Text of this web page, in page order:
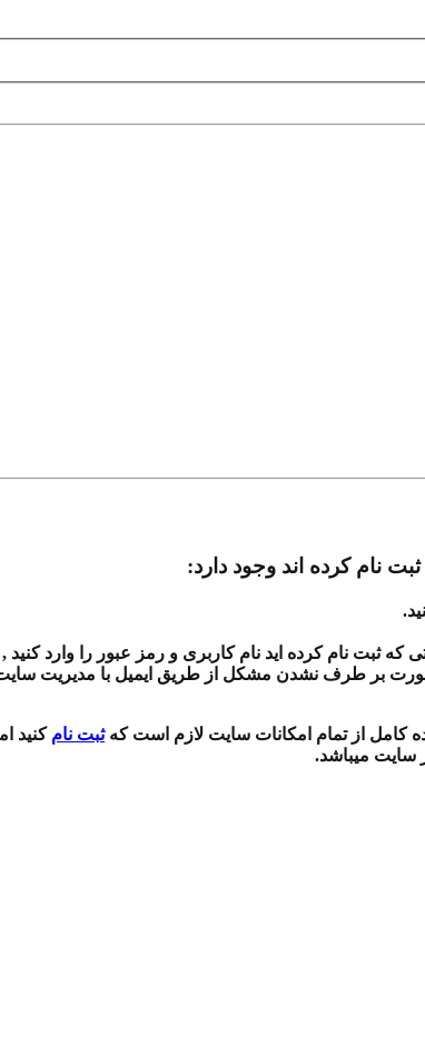
نام کرده اند وجود دارد:
ثبت نام کرده اید نام کاربری و رمز عبور را وارد
بر طرف نشدن مشکل از طریق ایمیل با مدیریت سایت
کامل از تمام امکانات سایت لازم است کهثبت نام کنید
سایت میباشد.